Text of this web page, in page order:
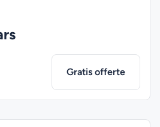
Gratis offerte